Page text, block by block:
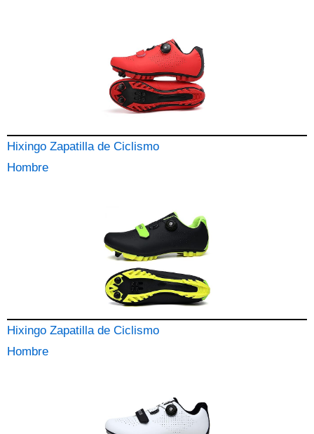
Hixingo Zapatilla de Ciclismo
Hombre
Hixingo Zapatilla de Ciclismo
Hombre